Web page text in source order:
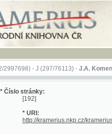
-J (297/76113)-J.A. Komenského
stránky:
[192]
* URI:
http://kramerius.nkp.cz/kramerius/